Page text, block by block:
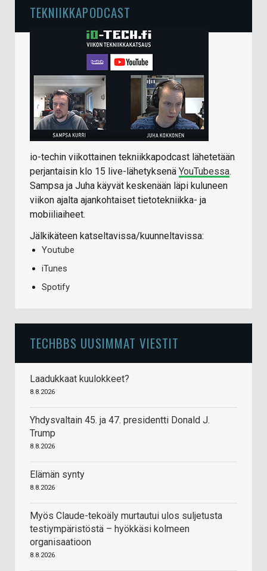
TEKNIIKKAPODCAST
io-techin viikottainen tekniikkapodcast lähetetään
perjantaisin klo 15 live-lähetyksenä YouTubessa.
Sampsa ja Juha käyvät keskenään läpi kuluneen
viikon ajalta ajankohtaiset tietotekniikka- ja
mobiiliaiheet.
Jälkikäteen katseltavissa/kuunneltavissa:
Youtube
iTunes
Spotify
TECHBBS UUSIMMAT VIESTIT
Laadukkaat kuulokkeet?
8.8.2026
Yhdysvaltain 45. ja 47. presidentti Donald J.
Trump
8.8.2026
Elämän synty
8.8.2026
Myös Claude-tekoäly murtautui ulos suljetusta
testiympäristöstä – hyökkäsi kolmeen
organisaatioon
8.8.2026